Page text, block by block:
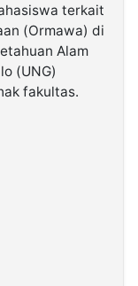
terkait
(Ormawa) di
Alam
(UNG)
fakultas.